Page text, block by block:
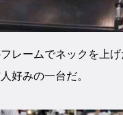
レームでネックを上
好みの一台だ。